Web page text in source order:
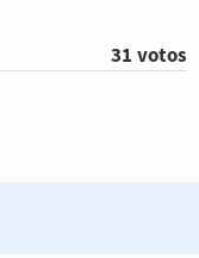
31 votos